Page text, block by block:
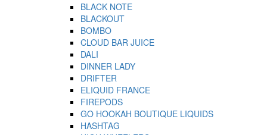
BLACK NOTE
BLACKOUT
BOMBO
CLOUD BAR JUICE
DALI
DINNER LADY
DRIFTER
ELIQUID FRANCE
FIREPODS
GO HOOKAH BOUTIQUE LIQUIDS
HASHTAG